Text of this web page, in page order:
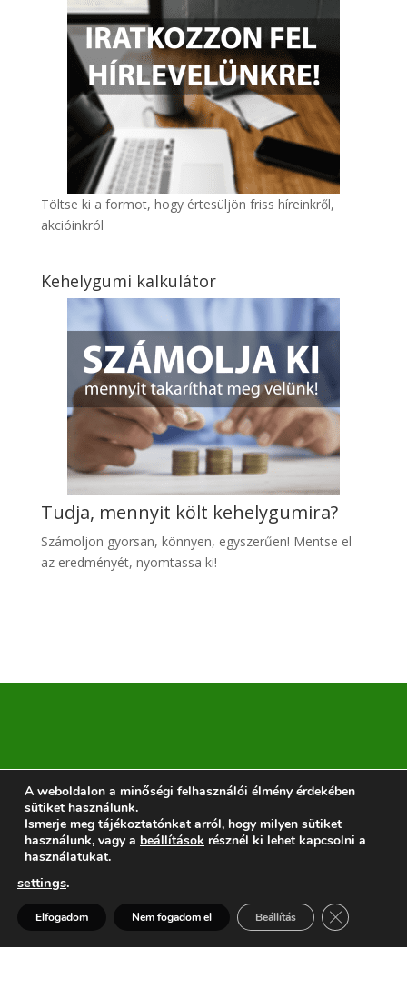
Töltse ki a formot, hogy értesüljön friss híreinkről,
akcióinkról
Kehelygumi kalkulátor
Tudja, mennyit költ kehelygumira?
Számoljon gyorsan, könnyen, egyszerűen! Mentse el
az eredményét, nyomtassa ki!
Kérdezne, árajánlatot
kérne? Szeretne időben
értesülni a hírekről,
Ide kattintson a feliratkozáshoz
A weboldalon a minőségi felhasználói élmény érdekében
sütiket használunk.
Ismerje meg tájékoztatónkat arról, hogy milyen sütiket
használunk, vagy a beállítások résznél ki lehet kapcsolni a
használatukat.
settings.
Elfogadom Nem fogadom el Beállítás Close
Kérdése van? Segítünk >
chaty